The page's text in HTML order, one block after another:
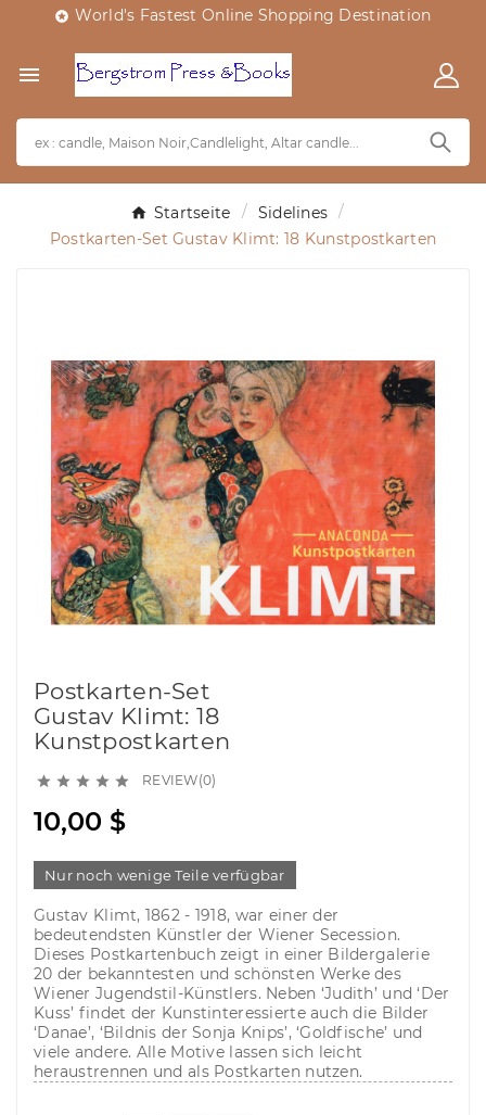
 World's Fastest Online Shopping Destination

Startseite
Sidelines
Postkarten-Set Gustav Klimt: 18 Kunstpostkarten
Postkarten-Set
Gustav Klimt: 18
Kunstpostkarten
     REVIEW(0)
10,00 $
Nur noch wenige Teile verfügbar
Gustav Klimt, 1862 - 1918, war einer der
bedeutendsten Künstler der Wiener Secession.
Dieses Postkartenbuch zeigt in einer Bildergalerie
20 der bekanntesten und schönsten Werke des
Wiener Jugendstil-Künstlers. Neben ‘Judith’ und ‘Der
Kuss’ findet der Kunstinteressierte auch die Bilder
‘Danae’, ‘Bildnis der Sonja Knips’, ‘Goldfische’ und
viele andere. Alle Motive lassen sich leicht
heraustrennen und als Postkarten nutzen.